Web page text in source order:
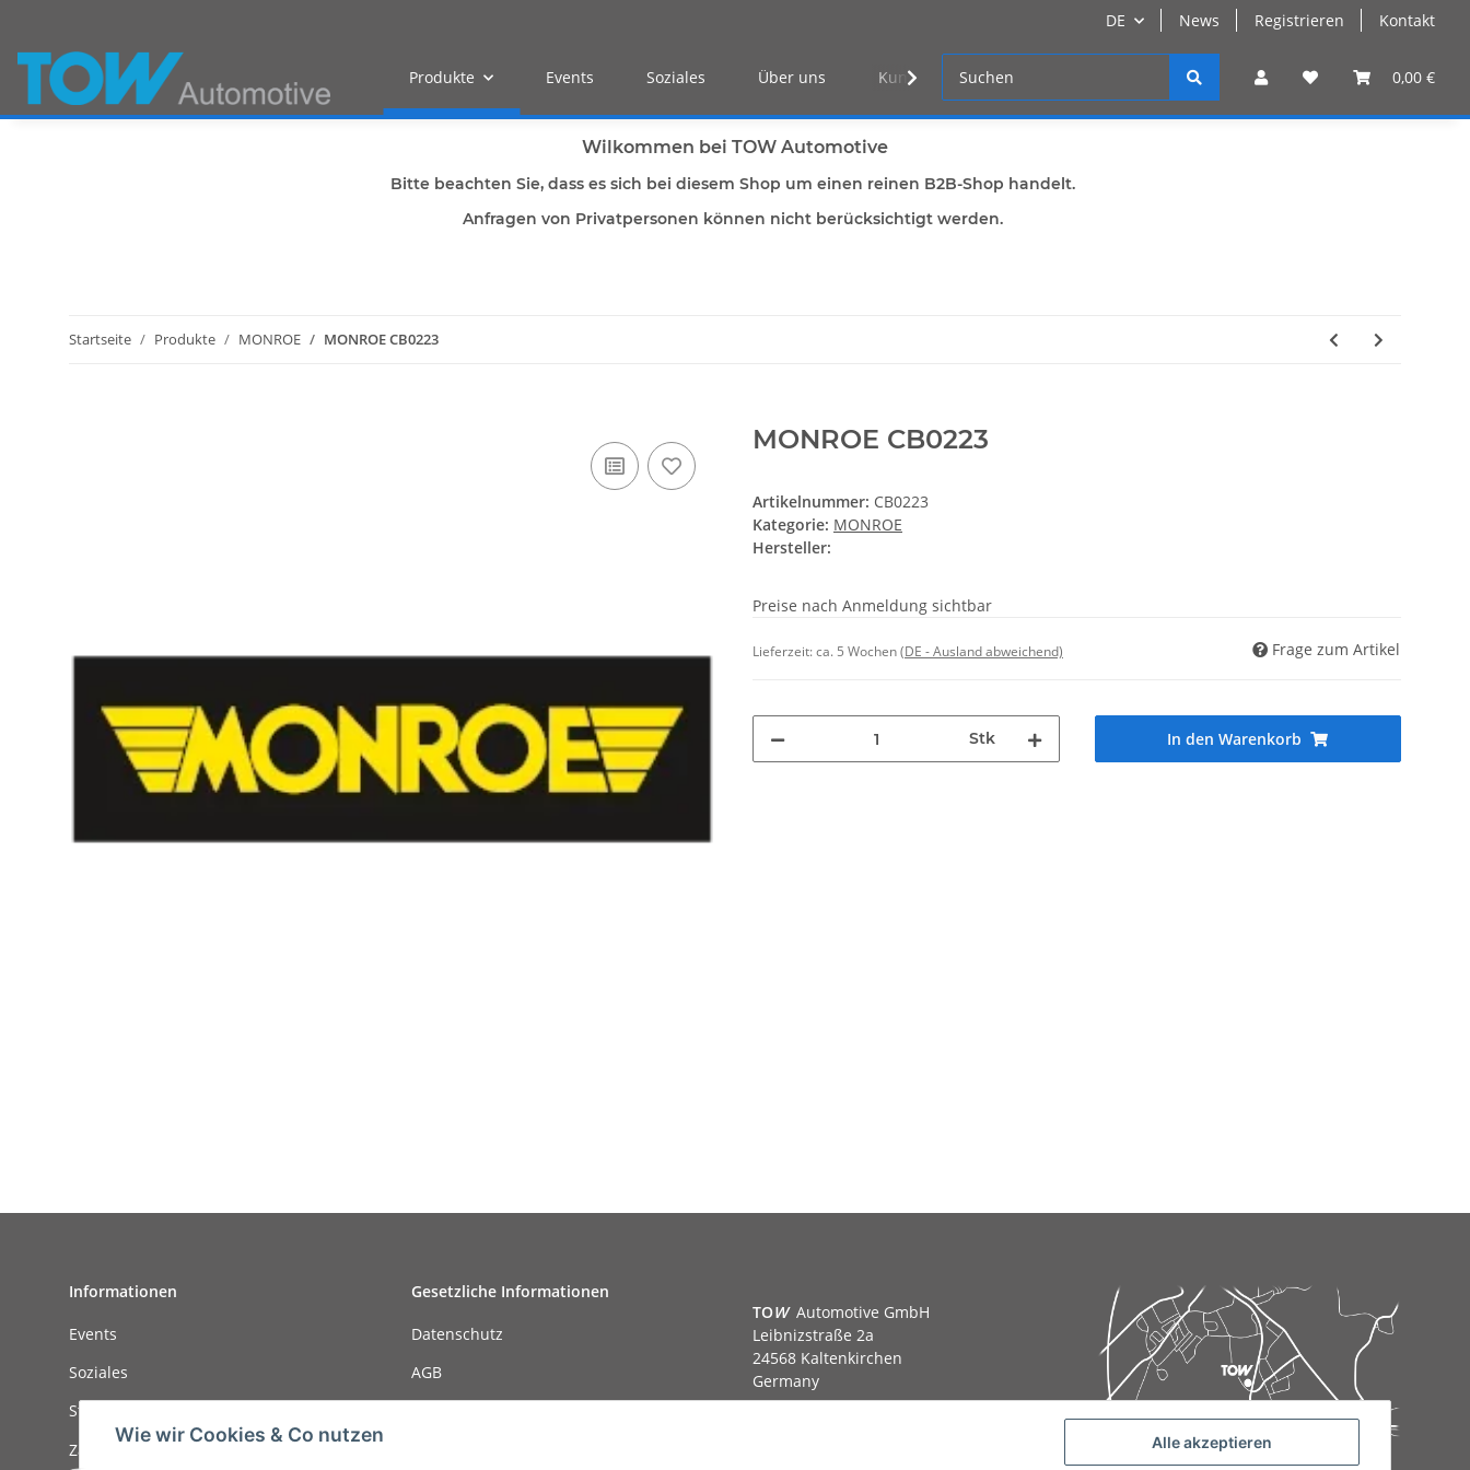
DE News Registrieren Kontakt
0,00 €
Produkte Events Soziales Über uns Kunden Log-in
Wilkommen bei TOW Automotive
Bitte beachten Sie, dass es sich bei diesem Shop um einen reinen B2B-Shop handelt.
Anfragen von Privatpersonen können nicht berücksichtigt werden.
Startseite Produkte MONROE MONROE CB0223
MONROE CB0223
Artikelnummer: CB0223
Kategorie: MONROE
Hersteller:
Preise nach Anmeldung sichtbar
Lieferzeit:ca. 5 Wochen(DE - Ausland abweichend) Frage zum Artikel
Stk In den Warenkorb
Informationen
Events
Soziales
Stellenanzeigen
Zahlungsmöglichkeiten
Gesetzliche Informationen
Datenschutz
AGB
TOW Automotive GmbH
Leibnizstraße 2a
24568 Kaltenkirchen
Germany
Wie wir Cookies & Co nutzen Alle akzeptieren